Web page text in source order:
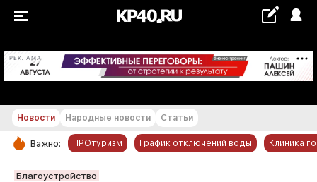
РЕКЛАМА +26...+27 °С
РУБРИКИ
Новости Народные новости Статьи
Важно: ПРОтуризм График отключений воды Клиника
Благоустройство